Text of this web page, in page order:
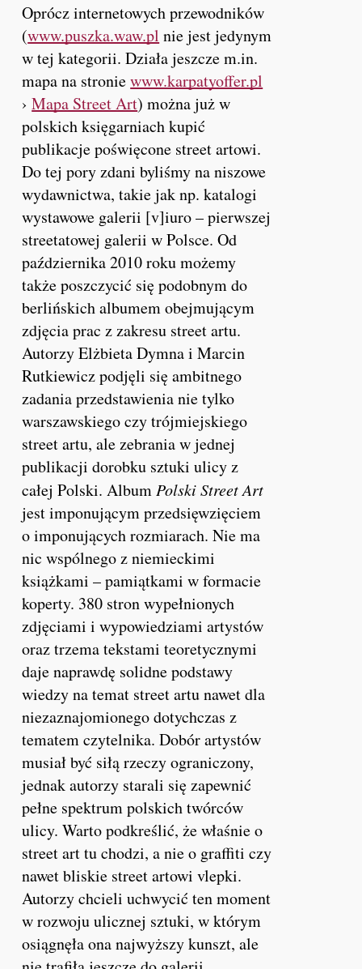
Oprócz internetowych przewodników
(www.puszka.waw.pl nie jest jedynym
w tej kategorii. Działa jeszcze m.in.
mapa na stroniewww.karpatyoffer.pl
›Mapa Street Art) można już w
polskich księgarniach kupić
publikacje poświęcone street artowi.
Do tej pory zdani byliśmy na niszowe
wydawnictwa, takie jak np. katalogi
wystawowe galerii [v]iuro – pierwszej
streetatowej galerii w Polsce. Od
października 2010 roku możemy
także poszczycić się podobnym do
berlińskich albumem obejmującym
zdjęcia prac z zakresu street artu.
Autorzy Elżbieta Dymna i Marcin
Rutkiewicz podjęli się ambitnego
zadania przedstawienia nie tylko
warszawskiego czy trójmiejskiego
street artu, ale zebrania w jednej
publikacji dorobku sztuki ulicy z
całej Polski. AlbumPolski Street Art
jest imponującym przedsięwzięciem
o imponujących rozmiarach. Nie ma
nic wspólnego z niemieckimi
książkami – pamiątkami w formacie
koperty. 380 stron wypełnionych
zdjęciami i wypowiedziami artystów
oraz trzema tekstami teoretycznymi
daje naprawdę solidne podstawy
wiedzy na temat street artu nawet dla
niezaznajomionego dotychczas z
tematem czytelnika. Dobór artystów
musiał być siłą rzeczy ograniczony,
jednak autorzy starali się zapewnić
pełne spektrum polskich twórców
ulicy. Warto podkreślić, że właśnie o
street art tu chodzi, a nie o graffiti czy
nawet bliskie street artowi vlepki.
Autorzy chcieli uchwycić ten moment
w rozwoju ulicznej sztuki, w którym
osiągnęła ona najwyższy kunszt, ale